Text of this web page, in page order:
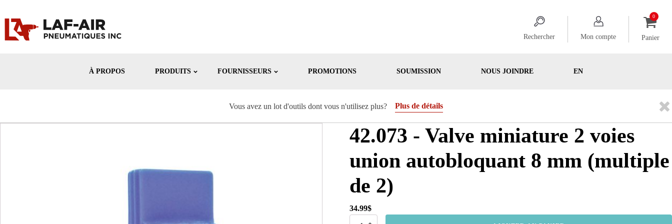
Rechercher Mon compte Panier
À PROPOS PRODUITS FOURNISSEURS PROMOTIONS SOUMISSION NOUS JOINDRE EN
Vous avez un lot d'outils dont vous n'utilisez plus? Plus de détails
42.073 - Valve miniature 2 voies
union autobloquant 8 mm (multiple
de 2)
34.99$